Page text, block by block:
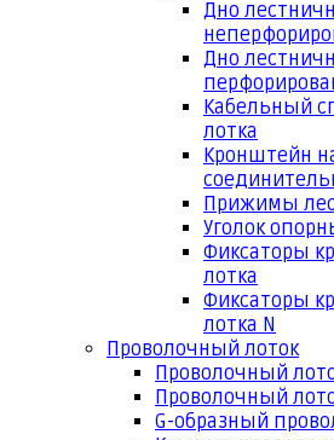
Дно
Дно
Кабельный
лотка
Кронштейн
Прижимы
Уголок
Фиксаторы
лотка
Фиксаторы
лотка N
Проволочный лоток
Проволочный
Проволочный
G-образный